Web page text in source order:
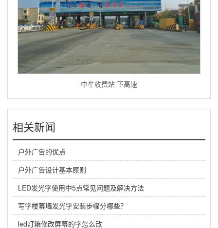
中牟收费站 下高速
相关新闻
户外广告的优点
户外广告设计基本原则
LED发光字使用中5点常见问题及解决方法
写字楼幕墙发光字安装步骤分哪些？
led灯箱修改屏幕的字怎么改